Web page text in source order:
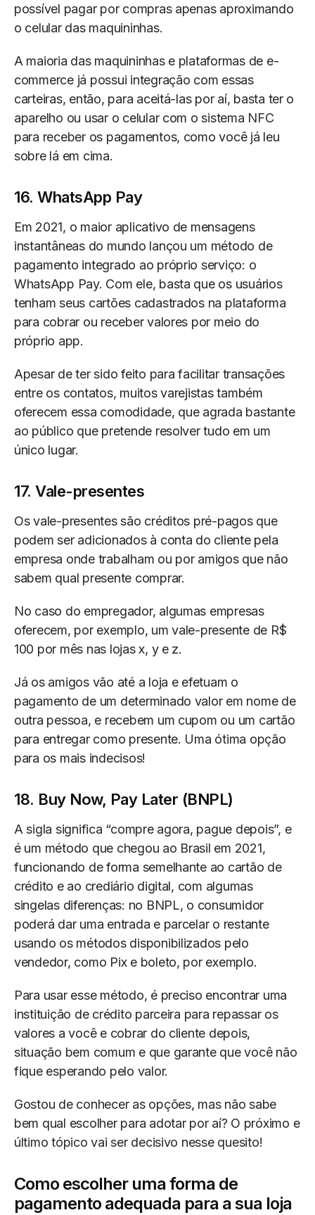
possível pagar por compras apenas aproximando
o celular das maquininhas.
A maioria das maquininhas e plataformas de e-
commerce já possui integração com essas
carteiras, então, para aceitá-las por aí, basta ter o
aparelho ou usar o celular com o sistema NFC
para receber os pagamentos, como você já leu
sobre lá em cima.
16. WhatsApp Pay
Em 2021, o maior aplicativo de mensagens
instantâneas do mundo lançou um método de
pagamento integrado ao próprio serviço: o
WhatsApp Pay. Com ele, basta que os usuários
tenham seus cartões cadastrados na plataforma
para cobrar ou receber valores por meio do
próprio app.
Apesar de ter sido feito para facilitar transações
entre os contatos, muitos varejistas também
oferecem essa comodidade, que agrada bastante
ao público que pretende resolver tudo em um
único lugar.
17. Vale-presentes
Os vale-presentes são créditos pré-pagos que
podem ser adicionados à conta do cliente pela
empresa onde trabalham ou por amigos que não
sabem qual presente comprar.
No caso do empregador, algumas empresas
oferecem, por exemplo, um vale-presente de R$
100 por mês nas lojas x, y e z.
Já os amigos vão até a loja e efetuam o
pagamento de um determinado valor em nome de
outra pessoa, e recebem um cupom ou um cartão
para entregar como presente. Uma ótima opção
para os mais indecisos!
18. Buy Now, Pay Later (BNPL)
A sigla significa “compre agora, pague depois”, e
é um método que chegou ao Brasil em 2021,
funcionando de forma semelhante ao cartão de
crédito e ao crediário digital, com algumas
singelas diferenças: no BNPL, o consumidor
poderá dar uma entrada e parcelar o restante
usando os métodos disponibilizados pelo
vendedor, como Pix e boleto, por exemplo.
Para usar esse método, é preciso encontrar uma
instituição de crédito parceira para repassar os
valores a você e cobrar do cliente depois,
situação bem comum e que garante que você não
fique esperando pelo valor.
Gostou de conhecer as opções, mas não sabe
bem qual escolher para adotar por aí? O próximo e
último tópico vai ser decisivo nesse quesito!
Como escolher uma forma de
pagamento adequada para a sua loja